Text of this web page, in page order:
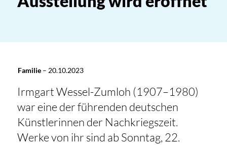
Familie– 20.10.2023
Irmgart Wessel-Zumloh (1907–1980)
war eine der führenden deutschen
Künstlerinnen der Nachkriegszeit.
Werke von ihr sind ab Sonntag, 22.